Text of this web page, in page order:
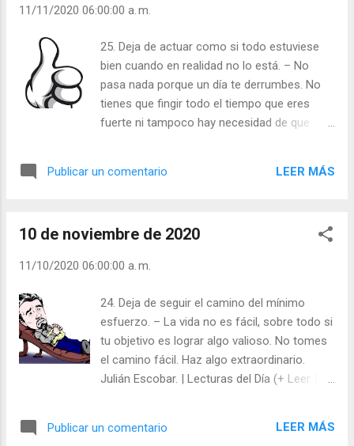
11/11/2020 06:00:00 a. m.
25. Deja de actuar como si todo estuviese
bien cuando en realidad no lo está. – No
pasa nada porque un día te derrumbes. No
tienes que fingir todo el tiempo que eres
fuerte ni tampoco hay necesidad de que
los demás piensen: si necesitas llorar, hazlo;
Escobar. | Lecturas del Día (+ Leer ). |
día (+ Leer ) | Laudes (+ Leer ) | Vísperas (+
Publicar un comentario LEER MÁS
10 de noviembre de 2020
11/10/2020 06:00:00 a. m.
24. Deja de seguir el camino del mínimo
esfuerzo. – La vida no es fácil, sobre todo si
tu objetivo es lograr algo valioso. No tomes
el camino fácil. Haz algo extraordinario.
Julián Escobar. | Lecturas del Día (+ Leer ). |
Leer ) |
Publicar un comentario LEER MÁS